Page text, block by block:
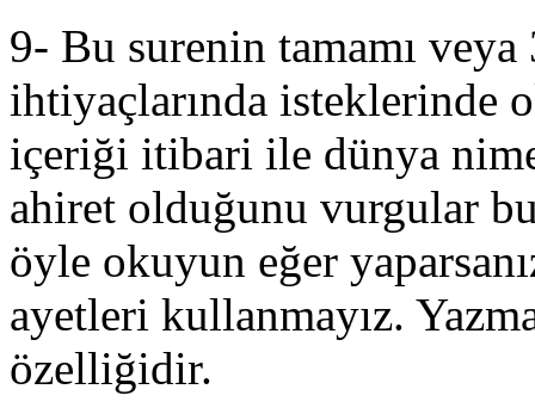
9- Bu surenin tamamı
ihtiyaçlarında isteklerinde
içeriği itibari ile dünya
ahiret olduğunu vurgular
öyle okuyun eğer
ayetleri kullanmayız.
özelliğidir.